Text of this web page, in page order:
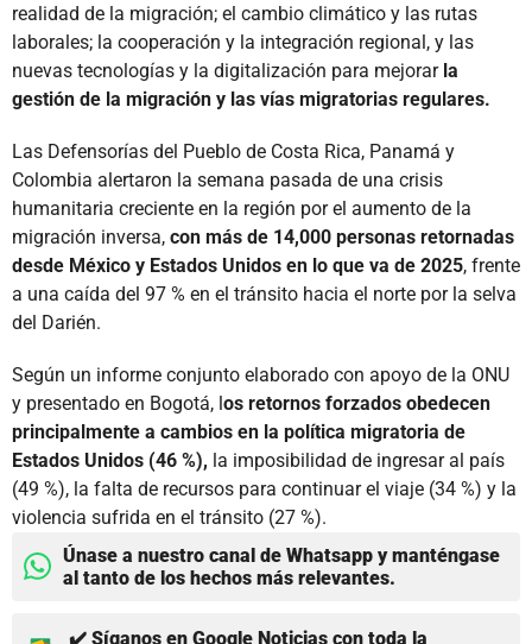
realidad de la migración; el cambio climático y las rutas
laborales; la cooperación y la integración regional, y las
nuevas tecnologías y la digitalización para mejorar la
gestión de la migración y las vías migratorias regulares.
Las Defensorías del Pueblo de Costa Rica, Panamá y
Colombia alertaron la semana pasada de una crisis
humanitaria creciente en la región por el aumento de la
migración inversa, con más de 14,000 personas retornadas
desde México y Estados Unidos en lo que va de 2025, frente
a una caída del 97 % en el tránsito hacia el norte por la selva
del Darién.
Según un informe conjunto elaborado con apoyo de la ONU
y presentado en Bogotá, los retornos forzados obedecen
principalmente a cambios en la política migratoria de
Estados Unidos (46 %), la imposibilidad de ingresar al país
(49 %), la falta de recursos para continuar el viaje (34 %) y la
violencia sufrida en el tránsito (27 %).
Únase a nuestro canal de Whatsapp y manténgase
al tanto de los hechos más relevantes.
✔️ Síganos en Google Noticias con toda la